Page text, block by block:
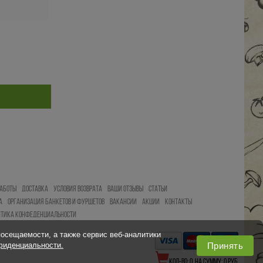
ДОСТАВКА УСЛОВИЯ ВОЗВРАТА ВАШИ ОТЗЫВЫ
СТАТЬИ
ОРГАНИЗАЦИЯ БАНКЕТОВ И ФУРШЕТОВ ВАКАНСИИ АКЦИИ
КОНТАКТЫ
КОНФЕДЕНЦИАЛЬНОСТИ
а также сервис веб-аналитики
Принять